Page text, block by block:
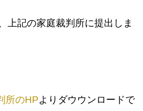
上記の家庭裁判所に提出しま
所のHPよりダウウンロードで